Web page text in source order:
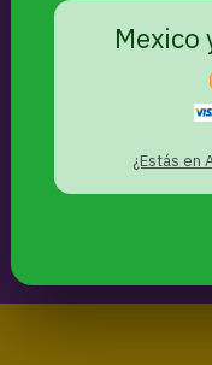
Mexico
¿Estás en
APOYANOS